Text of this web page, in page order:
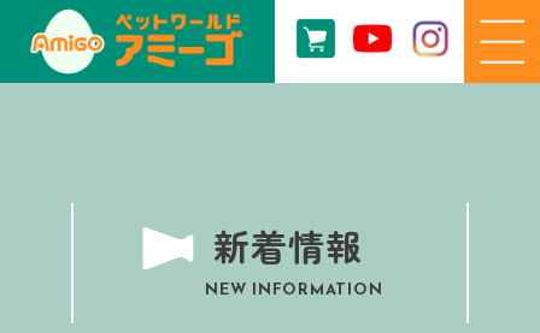
新着情報
NEW INFORMATION